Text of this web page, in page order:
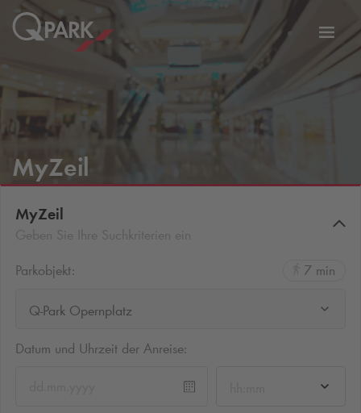
Zur
MyZeil
MyZeil
Parkobjekt:
7 min
Q-Park Opernplatz
Datum und Uhrzeit der Anreise: